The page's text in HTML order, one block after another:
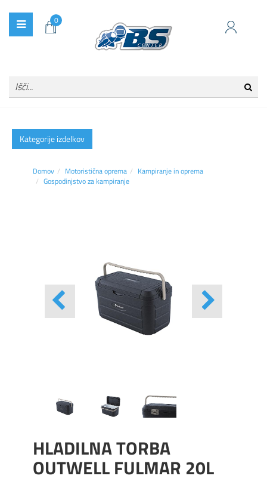
0
Kategorije izdelkov
Domov Motoristična oprema
Kampiranje in oprema
Gospodinjstvo za kampiranje
HLADILNA TORBA
OUTWELL FULMAR 20L